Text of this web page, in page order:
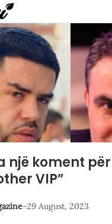
një koment
VIP”
-29 August, 2023